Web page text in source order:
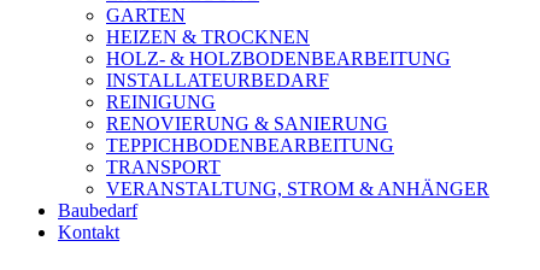
GARTEN
HEIZEN & TROCKNEN
HOLZ- & HOLZBODENBEARBEITUNG
INSTALLATEURBEDARF
REINIGUNG
RENOVIERUNG & SANIERUNG
TEPPICHBODENBEARBEITUNG
TRANSPORT
VERANSTALTUNG, STROM & ANHÄNGER
Baubedarf
Kontakt